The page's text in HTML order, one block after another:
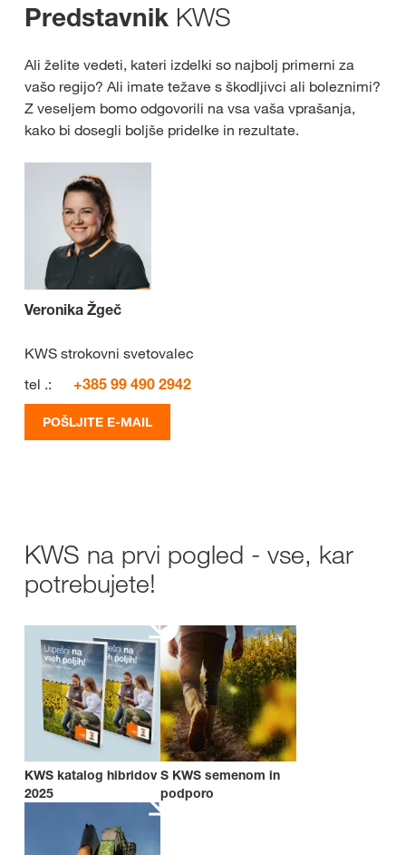
Predstavnik KWS
Ali želite vedeti, kateri izdelki so najbolj primerni za
vašo regijo? Ali imate težave s škodljivci ali boleznimi?
Z veseljem bomo odgovorili na vsa vaša vprašanja,
kako bi dosegli boljše pridelke in rezultate.
Veronika Žgeč
KWS strokovni svetovalec
tel .:
+385 99 490 2942
POŠLJITE E-MAIL
KWS na prvi pogled - vse, kar
potrebujete!
KWS katalog hibridov
2025
S KWS semenom in
podporo